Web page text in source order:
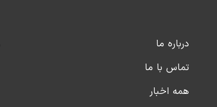
درباره ما
تماس با ما
همه اخبار